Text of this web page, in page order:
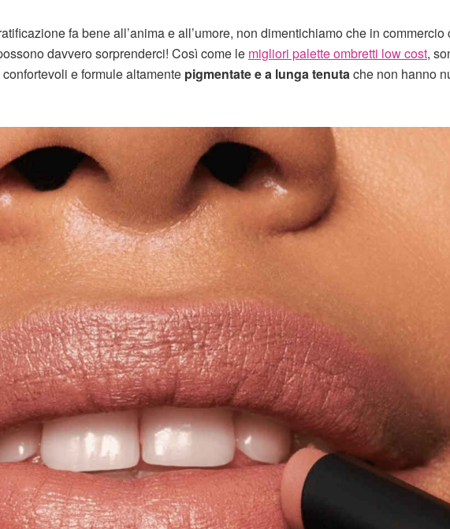
fa bene all’anima e all’umore, non dimentichiamo che in commercio
davvero sorprenderci! Così come le migliori palette ombretti low cost,
e formule altamente pigmentate e a lunga tenutache non hanno